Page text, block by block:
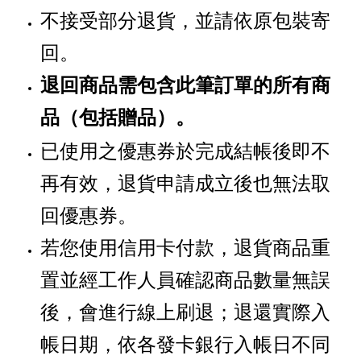
不接受部分退貨，並請依原包裝寄
回。
退回商品需包含此筆訂單的所有商
品 （包括贈品） 。
已使用之優惠券於完成結帳後即不
再有效，退貨申請成立後也無法取
回優惠券。
若您使用信用卡付款，退貨商品重
置並經工作人員確認商品數量無誤
後，會進行線上刷退；退還實際入
帳日期，依各發卡銀行入帳日不同